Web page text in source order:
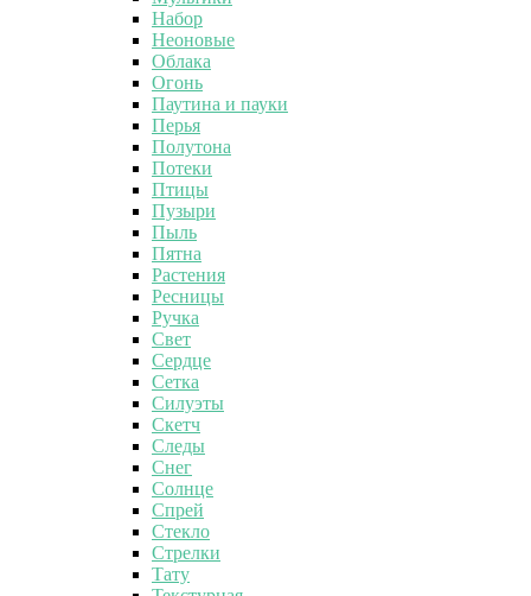
Набор
Неоновые
Облака
Огонь
Паутина и пауки
Перья
Полутона
Потеки
Птицы
Пузыри
Пыль
Пятна
Растения
Ресницы
Ручка
Свет
Сердце
Сетка
Силуэты
Скетч
Следы
Снег
Солнце
Спрей
Стекло
Стрелки
Тату